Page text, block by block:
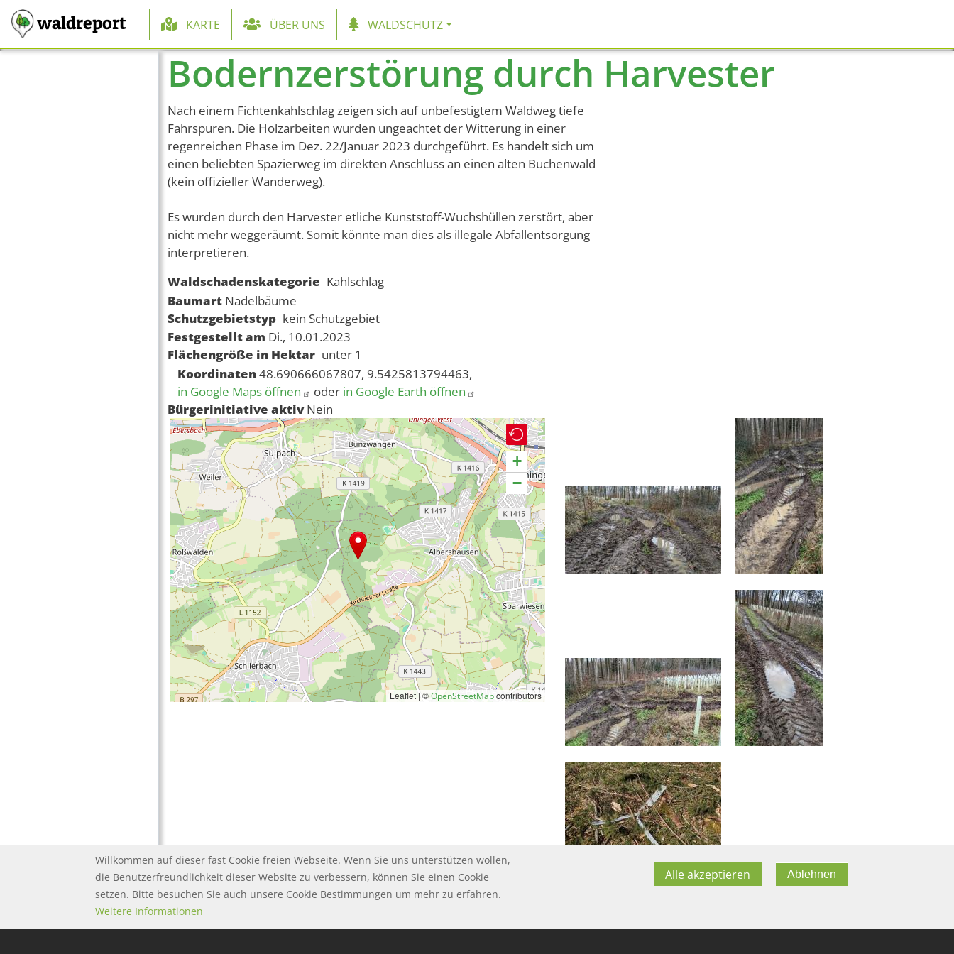
waldreport Hauptnavigation
KARTE ÜBER UNS WALDSCHUTZ
Bodernzerstörung durch Harvester
Nach einem Fichtenkahlschlag zeigen sich auf unbefestigtem Waldweg tiefe
Fahrspuren. Die Holzarbeiten wurden ungeachtet der Witterung in einer
regenreichen Phase im Dez. 22/Januar 2023 durchgeführt. Es handelt sich um
einen beliebten Spazierweg im direkten Anschluss an einen alten Buchenwald
(kein offizieller Wanderweg).
Es wurden durch den Harvester etliche Kunststoff-Wuchshüllen zerstört, aber
nicht mehr weggeräumt. Somit könnte man dies als illegale Abfallentsorgung
interpretieren.
Waldschadenskategorie Kahlschlag
Baumart Nadelbäume
Schutzgebietstyp kein Schutzgebiet
Festgestellt am Di., 10.01.2023
Flächengröße in Hektar unter 1
Koordinaten48.690666067807, 9.5425813794463,
in Google Maps öffnen
oder in Google Earth öffnen
Bürgerinitiative aktiv Nein
+
−
Leaflet | ©OpenStreetMapcontributors
FOOTER MENU Twitter
FOOTER-IMPRESSUM
Impressum
Willkommen auf dieser fast Cookie freien Webseite. Wenn Sie uns unterstützen wollen,
die Benutzerfreundlichkeit dieser Website zu verbessern, können Sie einen Cookie
setzen. Bitte besuchen Sie auch unsere Cookie Bestimmungen um mehr zu erfahren.
Weitere Informationen
Alle akzeptieren Ablehnen